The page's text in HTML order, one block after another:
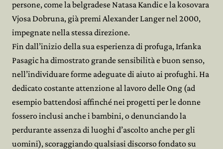
persone, come la belgradese Natasa Kandic e la kosovara
Vjosa Dobruna, già premi Alexander Langer nel 2000,
impegnate nella stessa direzione.
Fin dall’inizio della sua esperienza di profuga, Irfanka
Pasagic ha dimostrato grande sensibilità e buon senso,
nell’individuare forme adeguate di aiuto ai profughi. Ha
dedicato costante attenzione al lavoro delle Ong (ad
esempio battendosi affinché nei progetti per le donne
fossero inclusi anche i bambini, o denunciando la
perdurante assenza di luoghi d’ascolto anche per gli
uomini), scoraggiando qualsiasi discorso fondato su